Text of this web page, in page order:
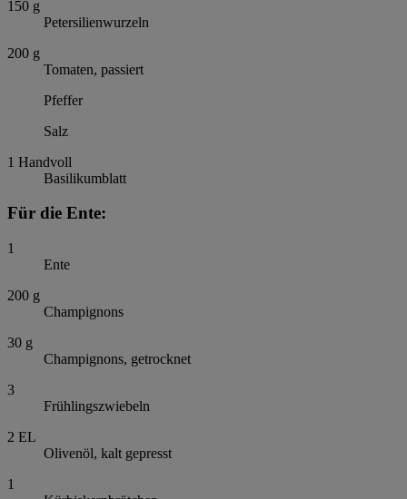
150 g
Petersilienwurzeln
200 g
Tomaten, passiert
Pfeffer
Salz
1 Handvoll
Basilikumblatt
Für die Ente:
1
Ente
200 g
Champignons
30 g
Champignons, getrocknet
3
Frühlingszwiebeln
2 EL
Olivenöl, kalt gepresst
1